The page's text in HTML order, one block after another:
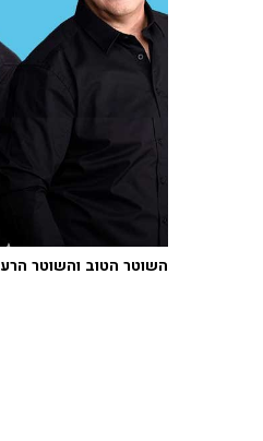
השוטר הטוב והשוטר הרע